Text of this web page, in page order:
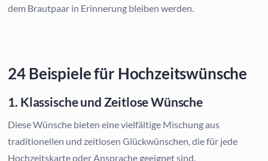
dem Brautpaar in Erinnerung bleiben werden.
24 Beispiele für Hochzeitswünsche
1. Klassische und Zeitlose Wünsche
Diese Wünsche bieten eine vielfältige Mischung aus
traditionellen und zeitlosen Glückwünschen, die für jede
Hochzeitskarte oder Ansprache geeignet sind.